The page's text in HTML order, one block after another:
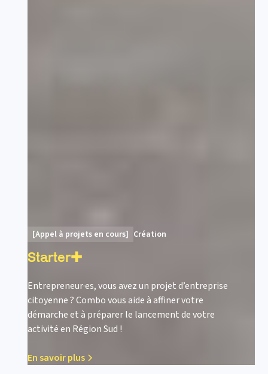
[Appel à projets en cours] Création
Starter✚
Entrepreneur·es, vous avez un projet d’entreprise
citoyenne ? Combo vous aide à affiner votre
démarche et à préparer le lancement de votre
activité en Région Sud !
En savoir plus